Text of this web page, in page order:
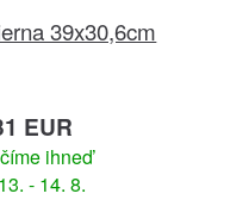
39x30,6cm
EUR
ihneď
- 14. 8.